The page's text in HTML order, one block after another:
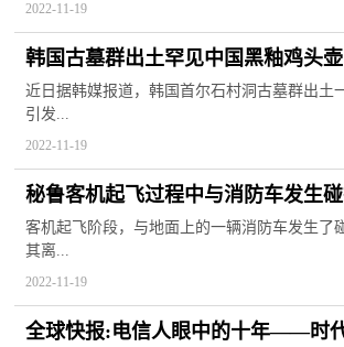
2022-11-19
韩国古墓群出土罕见中国黑釉鸡头
葬文化提供史料
近日据韩媒报道，韩国首尔石村洞古墓群出土
引发...
2022-11-19
秘鲁客机起飞过程中与消防车发生
名旅客受到伤害
客机起飞阶段，与地面上的一辆消防车发生了
其离...
2022-11-19
全球快报:电信人眼中的十年——时